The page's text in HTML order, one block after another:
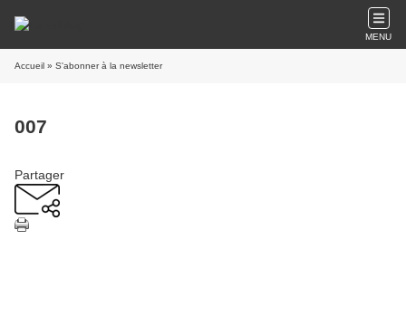
MENU
Accueil » S'abonner à la newsletter
007
Partager